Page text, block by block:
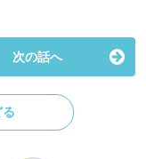
次の話へ